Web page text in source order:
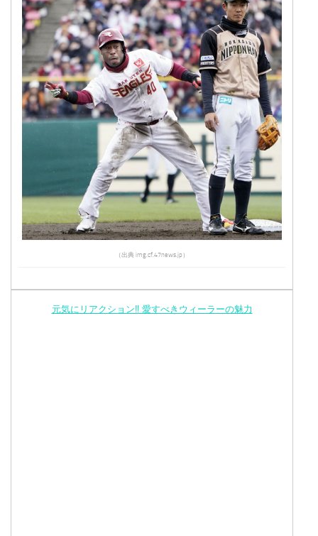
（出典 img.cf.47news.jp）
元気にリアクション‼︎ 愛すべきウィーラーの魅力